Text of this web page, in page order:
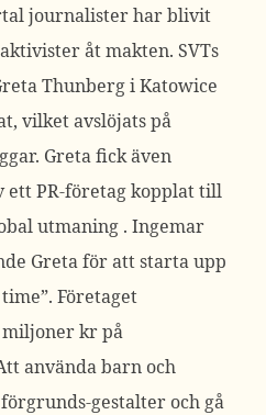
journalister har blivit
åt makten. SVTs
Thunberg i Katowice
vilket avslöjats på
Greta fick även
ett PR-företag kopplat till
utmaning . Ingemar
Greta för att starta upp
Företaget
kr på
använda barn och
gestalter och gå